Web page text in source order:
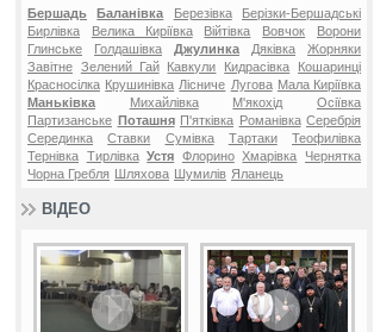
Бершадь Баланівка Березівка
Берізки-Бершадські
Бирлівка
Велика Киріївка Війтівка Вовчок
Ворони
Глинське
Голдашівка Джулинка Дяківка
Жорняки
Завітне Зелений Гай Кавкули Кидрасівка
Кошаринці
Красносілка Крушинівка Лісниче Лугова Мала Киріївка
Маньківка
Михайлівка М'якохід
Осіївка
Партизанське Поташня П'ятківка Романівка Серебрія
Серединка
Ставки Сумівка Тартаки
Теофилівка
Тернівка Тирлівка Устя Флорино Хмарівка
Чернятка
Чорна Гребля
Шляхова Шумилів Яланець
ВІДЕО